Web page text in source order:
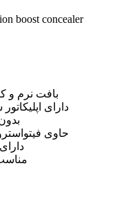
boost concealer
بافت نرم و
دارای
حاوی